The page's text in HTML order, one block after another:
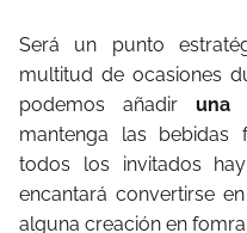
Será un punto
multitud de ocasiones
podemos añadir una
mantenga las bebidas
todos los invitados
encantará convertirse
alguna creación en